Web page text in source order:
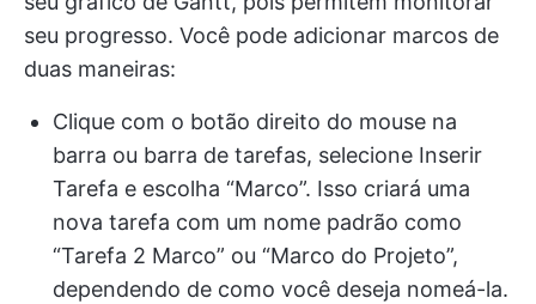
seu progresso. Você pode adicionar marcos de
duas maneiras:
Clique com o botão direito do mouse na
barra ou barra de tarefas, selecione Inserir
Tarefa e escolha “Marco”. Isso criará uma
nova tarefa com um nome padrão como
“Tarefa 2 Marco” ou “Marco do Projeto”,
dependendo de como você deseja nomeá-la.